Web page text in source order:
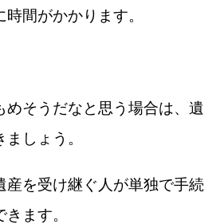
間がかかります。
めそうだなと思う場合は、遺
しょう。
産を受け継ぐ人が単独で手続
ます。